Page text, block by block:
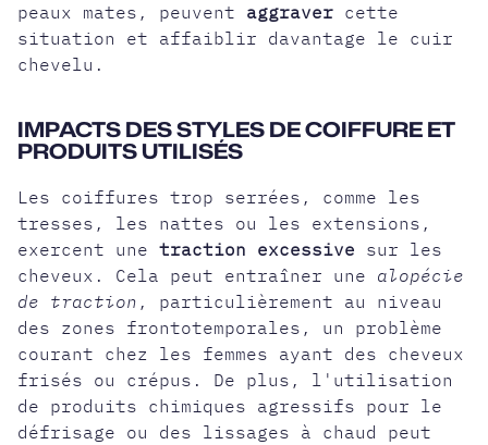
peaux mates, peuvent aggraver cette
situation et affaiblir davantage le cuir
chevelu.
IMPACTS DES STYLES DE COIFFURE ET
PRODUITS UTILISÉS
Les coiffures trop serrées, comme les
tresses, les nattes ou les extensions,
exercent unetraction excessive sur les
cheveux. Cela peut entraîner une alopécie
de traction , particulièrement au niveau
des zones frontotemporales, un problème
courant chez les femmes ayant des cheveux
frisés ou crépus. De plus, l'utilisation
de produits chimiques agressifs pour le
défrisage ou des lissages à chaud peut